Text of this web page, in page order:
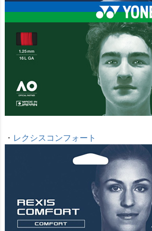
・ レクシスコンフォート